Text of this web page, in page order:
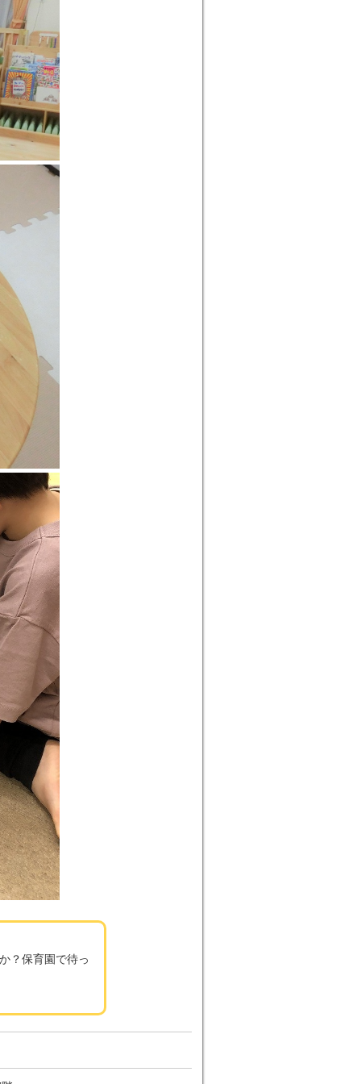
？保育園で待っ